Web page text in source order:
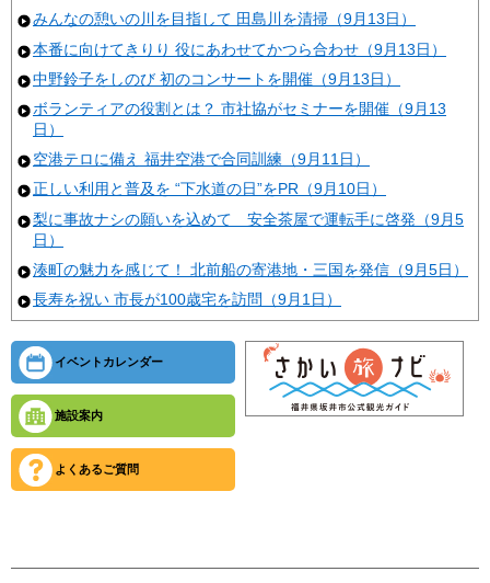
みんなの憩いの川を目指して 田島川を清掃（9月13日）
本番に向けてきりり 役にあわせてかつら合わせ（9月13日）
中野鈴子をしのび 初のコンサートを開催（9月13日）
ボランティアの役割とは？ 市社協がセミナーを開催（9月13
日）
空港テロに備え 福井空港で合同訓練（9月11日）
正しい利用と普及を “下水道の日”をPR（9月10日）
梨に事故ナシの願いを込めて 安全茶屋で運転手に啓発（9月5
日）
湊町の魅力を感じて！ 北前船の寄港地・三国を発信（9月5日）
長寿を祝い 市長が100歳宅を訪問（9月1日）
イベントカレンダー
施設案内
よくあるご質問